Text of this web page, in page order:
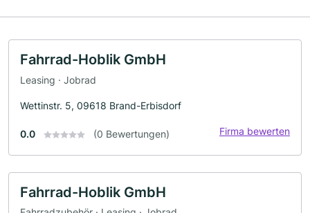
Fahrrad-Hoblik GmbH
Leasing · Jobrad
Wettinstr. 5, 09618 Brand-Erbisdorf
0.0 (0 Bewertungen) Firma bewerten
Fahrrad-Hoblik GmbH